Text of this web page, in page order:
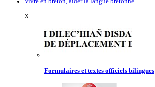
Vivre en breton, aider la langue bretonne
X
Formulaires et textes officiels bilingues